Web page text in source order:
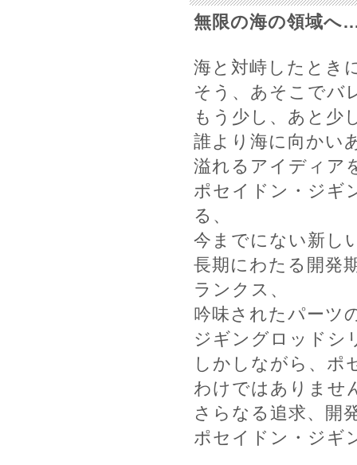
無限の海の領域へ
海と対峙したとき
そう、あそこでバ
もう少し、あと少
誰より海に向かい
溢れるアイディア
ポセイドン・ジギ
る、
今までにない新し
長期にわたる開発
ランクス、
吟味されたパーツ
ジギングロッドシ
しかしながら、ポ
わけではありませ
さらなる追求、開
ポセイドン・ジギ